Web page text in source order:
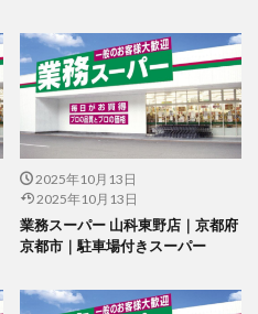
2025年10月13日
2025年10月13日
業務スーパー 山科東野店｜京都府
京都市｜駐車場付きスーパー